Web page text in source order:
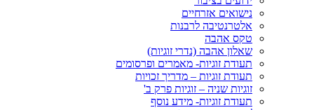
נישואים אזרחיים
אלטרנטיבה לרבנות
טקס אהבה
שאלון אהבה (נדרי זוגיות)
תעודת זוגיות- מאמרים ופרסומים
תעודת זוגיות – מדריך זכויות
זוגיות שניה – זוגיות פרק ב'
תעודת זוגיות- מידע נוסף